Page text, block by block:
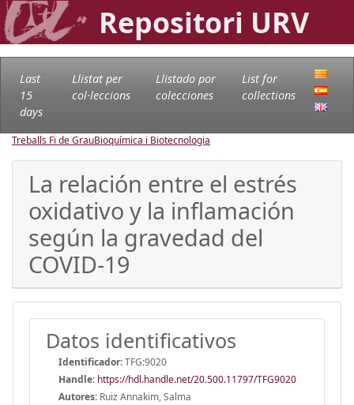
Repositori URV
Last
15
days
Llistat per
col·leccions
Llistado por
colecciones
List for
collections
Treballs Fi de GrauBioquímica i Biotecnologia
La relación entre el estrés
oxidativo y la inflamación
según la gravedad del
COVID-19
Datos identificativos
Identificador:TFG:9020
Handle: https://hdl.handle.net/20.500.11797/TFG9020
Autores: Ruiz Annakim, Salma